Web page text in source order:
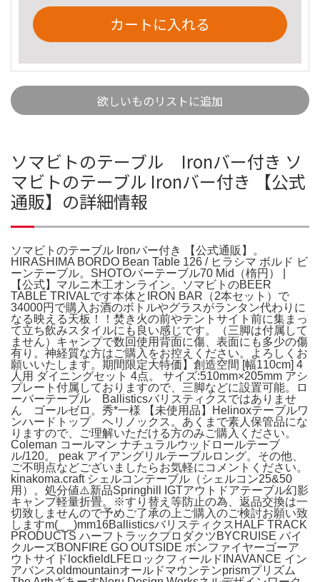
カートに入れる
欲しいものリストに追加
ソマビトのテーブル Ironバー付き ソ
マビトのテーブル Ironバー付き 【公式
通販】の詳細情報
ソマビトのテーブル Ironバー付き 【公式通販】。
HIRASHIMA BORDO Bean Table 126 / ヒラシマ ボルド ビ
ーンテーブル。SHOTOバーテーブル70 Mid（楕円） |
【公式】マルニ木工オンライン。ソマビトのBEER
TABLE TRIVALです本体とIRON BAR（2本セット）で
34000円で購入お酒のボトルやグラスがランタン代わりに
なる映える天板！！焚き火の前やテントサイト前に集まっ
て立ち飲みスタイルにも良い感じです。（三脚は付属して
ません）キャンプで数回使用背面に傷、表面にも多少の傷
有り。神経質な方はご購入をお控えください。よろしくお
願いいたします。期間限定大特価】創造空間 [幅110cm] 4
人用 ダイニングセット 4点。 サイズ:510mm×205mm アシ
プレート付属しておりますので、三脚などに設置可能。ロ
ーバーテーブル Ballisticsバリスティクスではありませ
ん ゴールゼロ。秀*一様 【未使用品】Helinoxテーブルワ
ンハードトップ ヘリノックス。あくまで素人保管品にな
りますので、ご理解いただける方のみご購入ください。
Coleman コールマン ナチュラルウッドロールテーブ
ル/120。 peak アイアングリルテーブルロング。その他、
ご不明点などございましたらお気軽にコメントください。
kinakoma.craft シェルコンテーブル（シェルコン25&50
用）。処分値⚠️新品Springhill IGTアウトドアテーブル幻影
キャンプ軽量折畳。※すり替え等防止の為、返品交換は一
切致しませんので予めご了承の上ご購入のご検討お願い致
しますm(_ _)mm16BallisticsバリスティクスHALF TRACK
PRODUCTS ハーフトラックプロダクツBYCRUISE バイ
クルーズBONFIRE GO OUTSIDE ボンファイヤーゴーア
ウトサイドlockfieldLFEロックフィールドINAVANCE イン
アバンスoldmountainオールドマウンテンprismプリズム